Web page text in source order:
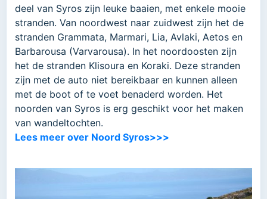
deel van Syros zijn leuke baaien, met enkele mooie
stranden. Van noordwest naar zuidwest zijn het de
stranden Grammata, Marmari, Lia, Avlaki, Aetos en
Barbarousa (Varvarousa). In het noordoosten zijn
het de stranden Klisoura en Koraki. Deze stranden
zijn met de auto niet bereikbaar en kunnen alleen
met de boot of te voet benaderd worden. Het
noorden van Syros is erg geschikt voor het maken
van wandeltochten.
Lees meer over Noord Syros>>>